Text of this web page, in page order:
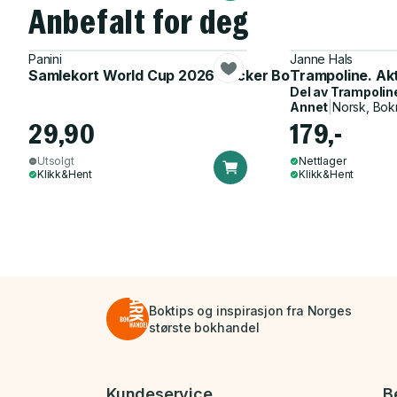
Anbefalt for deg
Panini
Samlekort World Cup 2026 Sticker Booster
29,90
Utsolgt
Klikk&Hent
Janne Hals
Trampoline.
Del av
Annet Norsk,
179,-
Nettlager
Klikk&Hent
Boktips og inspirasjon fra Norges
største bokhandel
Bunnmeny